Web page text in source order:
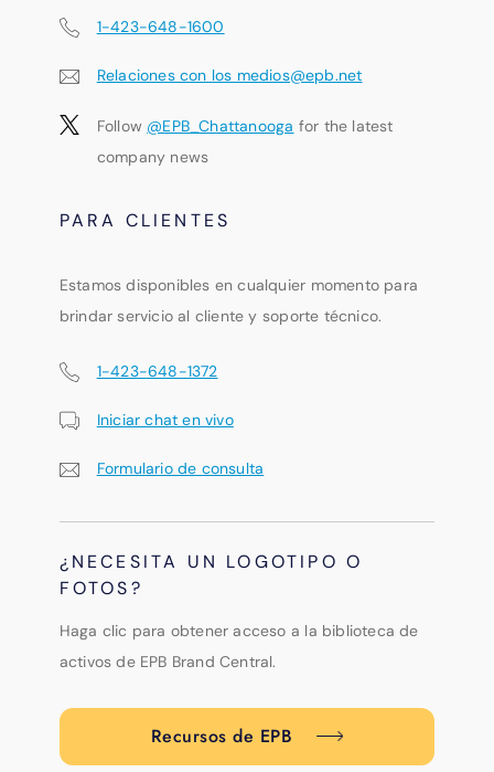
1-423-648-1600
Relaciones con los medios@epb.net
Follow @EPB_Chattanooga for the latest
company news
PARA CLIENTES
Estamos disponibles en cualquier momento para
brindar servicio al cliente y soporte técnico.
1-423-648-1372
Iniciar chat en vivo
Formulario de consulta
¿NECESITA UN LOGOTIPO O
FOTOS?
Haga clic para obtener acceso a la biblioteca de
activos de EPB Brand Central.
Recursos de EPB